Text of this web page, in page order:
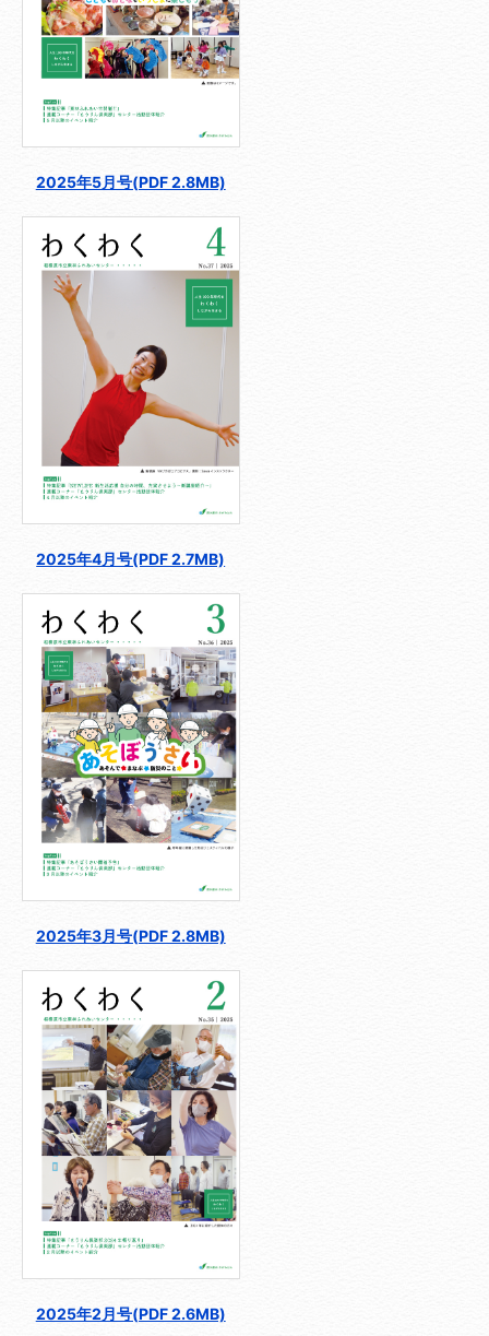
2025年5月号(PDF 2.8MB)
2025年4月号(PDF 2.7MB)
2025年3月号(PDF 2.8MB)
2025年2月号(PDF 2.6MB)